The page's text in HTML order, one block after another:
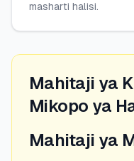
masharti halisi.
Mahitaji ya
Mikopo ya
Mahitaji ya